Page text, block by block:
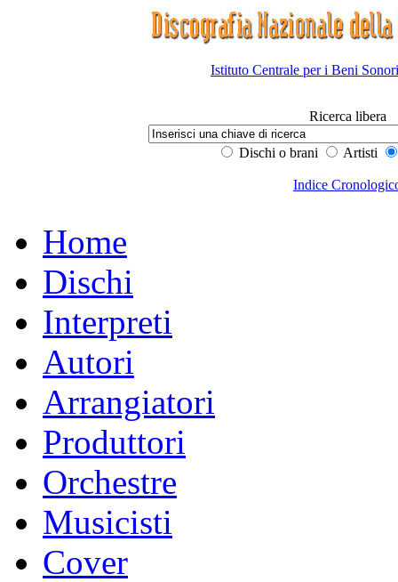
Istituto Centrale per i Beni
Ricerca libera
Dischi o brani Artisti
Indice
Home
Dischi
Interpreti
Autori
Arrangiatori
Produttori
Orchestre
Musicisti
Cover